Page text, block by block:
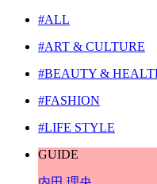
#ALL
#ART & CULTURE
#BEAUTY &
#FASHION
#LIFE STYLE
GUIDE